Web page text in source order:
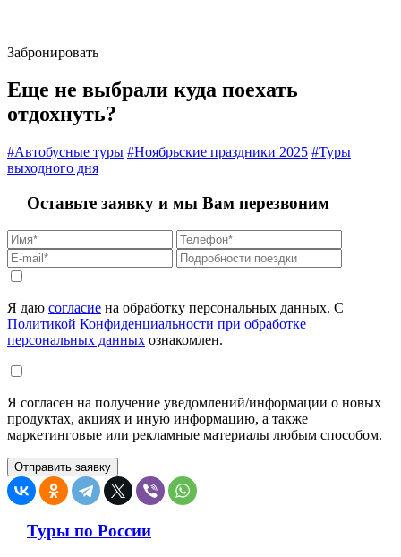
Забронировать
Еще не выбрали куда поехать
отдохнуть?
#Автобусные туры #Ноябрьские праздники 2025 #Туры
выходного дня
Оставьте заявку и мы Вам перезвоним
Я даю согласие на обработку персональных данных. С
Политикой Конфиденциальности при обработке
персональных данных ознакомлен.
Я согласен на получение уведомлений/информации о новых
продуктах, акциях и иную информацию, а также
маркетинговые или рекламные материалы любым способом.
Туры по России